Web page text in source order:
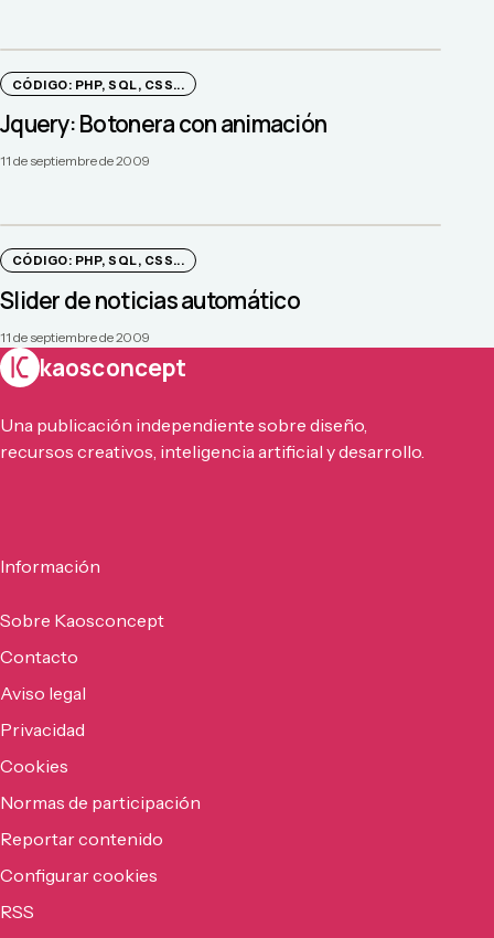
CÓDIGO: PHP, SQL, CSS...
Jquery: Botonera con animación
11 de septiembre de 2009
CÓDIGO: PHP, SQL, CSS...
Slider de noticias automático
11 de septiembre de 2009
kaosconcept
Una publicación independiente sobre diseño,
recursos creativos, inteligencia artificial y desarrollo.
Información
Sobre Kaosconcept
Contacto
Aviso legal
Privacidad
Cookies
Normas de participación
Reportar contenido
Configurar cookies
RSS